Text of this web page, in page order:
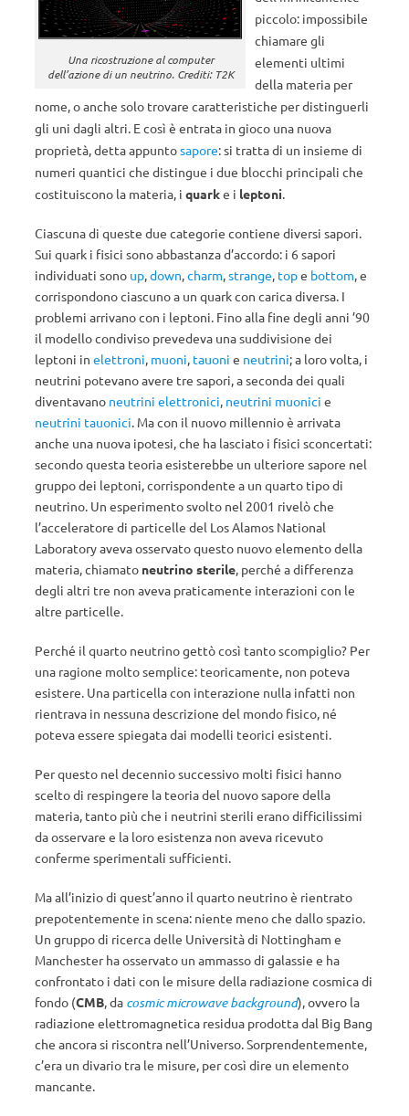
Una ricostruzione al computer
dell’azione di un neutrino. Crediti: T2K
piccolo: impossibile
chiamare gli
elementi ultimi
della materia per
nome, o anche solo trovare caratteristiche per distinguerli
gli uni dagli altri. E così è entrata in gioco una nuova
proprietà, detta appuntosapore:si tratta di un insieme di
numeri quantici che distingue i due blocchi principali che
costituiscono la materia, i quarke i leptoni.
Ciascuna di queste due categorie contiene diversi sapori.
Sui quark i fisici sono abbastanza d’accordo: i 6 sapori
individuati sono up,down,charm,strange, tope bottom, e
corrispondono ciascuno a un quark con carica diversa. I
problemi arrivano con i leptoni. Fino alla fine degli anni ’90
il modello condiviso prevedeva una suddivisione dei
leptoni in elettroni, muoni, tauoni e neutrini; a loro volta, i
neutrini potevano avere tre sapori, a seconda dei quali
diventavano neutrini elettronici, neutrini muonici e
neutrini tauonici. Ma con il nuovo millennio è arrivata
anche una nuova ipotesi, che ha lasciato i fisici sconcertati:
secondo questa teoria esisterebbe un ulteriore sapore nel
gruppo dei leptoni, corrispondente a un quarto tipo di
neutrino. Un esperimento svolto nel 2001 rivelò che
l’acceleratore di particelle del Los Alamos National
Laboratory aveva osservato questo nuovo elemento della
materia, chiamato neutrino sterile, perché a differenza
degli altri tre non aveva praticamente interazioni con le
altre particelle.
Perché il quarto neutrino gettò così tanto scompiglio? Per
una ragione molto semplice: teoricamente, non poteva
esistere. Una particella con interazione nulla infatti non
rientrava in nessuna descrizione del mondo fisico, né
poteva essere spiegata dai modelli teorici esistenti.
Per questo nel decennio successivo molti fisici hanno
scelto di respingere la teoria del nuovo sapore della
materia, tanto più che i neutrini sterili erano difficilissimi
da osservare e la loro esistenza non aveva ricevuto
conferme sperimentali sufficienti.
Ma all’inizio di quest’anno il quarto neutrino è rientrato
prepotentemente in scena: niente meno che dallo spazio.
Un gruppo di ricerca delle Università di Nottingham e
Manchester ha osservato un ammasso di galassie e ha
confrontato i dati con le misure della radiazione cosmica di
fondo (CMB, da cosmic microwave background), ovvero la
radiazione elettromagnetica residua prodotta dal Big Bang
che ancora si riscontra nell’Universo. Sorprendentemente,
c’era un divario tra le misure, per così dire un elemento
mancante.